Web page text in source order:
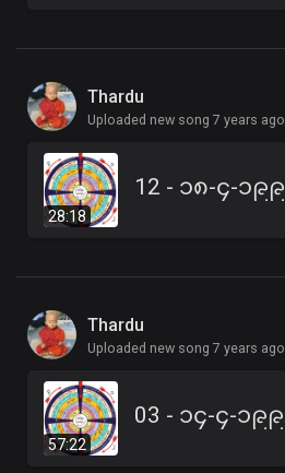
Thardu
Uploaded new song 7 years ago
28:18
Thardu
Uploaded new song 7 years ago
57:22